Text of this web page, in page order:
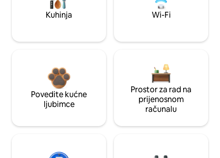
Kuhinja Wi-Fi
Povedite kućne
ljubimce
Prostor za rad na
prijenosnom
računalu